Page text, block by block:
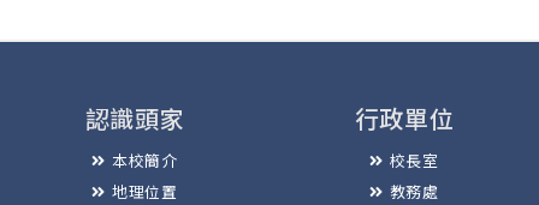
認識頭家
本校簡介
地理位置
行政單位
校長室
教務處